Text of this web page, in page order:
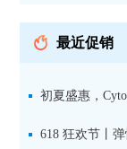
最近促销
初夏盛惠，
品线放价啦！
618 狂欢节丨